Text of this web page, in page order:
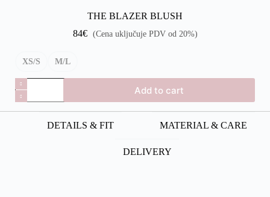
THE BLAZER BLUSH
84€ (Cena uključuje PDV od 20%)
XS/S M/L
Add to cart
DETAILS & FIT MATERIAL & CARE
DELIVERY